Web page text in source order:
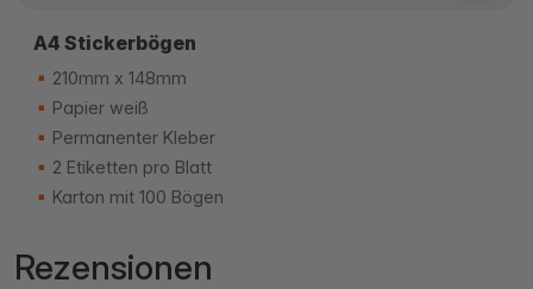
A4 Stickerbögen
210mm x 148mm
Papier weiß
Permanenter Kleber
2 Etiketten pro Blatt
Karton mit 100 Bögen
Rezensionen